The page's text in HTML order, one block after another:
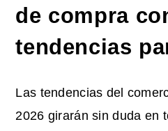
de compra
tendencias
Las tendencias del
2026 girarán sin duda en